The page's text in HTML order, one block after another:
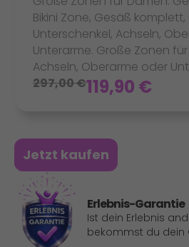
Bikini Zone, Gesäß
Unterschenkel, Achseln,
Unterarme. Große Zonen für
Achseln, Oberarme oder
297,00€119,90 €
Jetzt kaufen
Erlebnis-Garantie
Ist dein Erlebnis
bekommst du dein